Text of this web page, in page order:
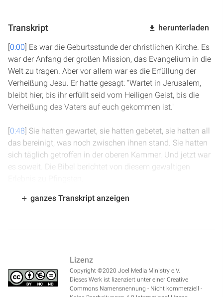
Transkript herunterladen
[0:00] Es war die Geburtsstunde der christlichen Kirche. Es
war der Anfang der großen Mission, das Evangelium in die
Welt zu tragen. Aber vor allem war es die Erfüllung der
Verheißung Jesu. Er hatte gesagt: "Wartet in Jerusalem,
bleibt hier, bis ihr erfüllt seid vom Heiligen Geist, bis die
Verheißung des Vaters auf euch gekommen ist."
[0:48] Sie hatten gewartet, sie hatten gebetet, sie hatten all
das bereinigt, was noch zwischen ihnen stand. Sie hatten
sich täglich getroffen in der oberen Kammer. Und jetzt war
es soweit. Die Bibel berichtet von diesem gewaltigen
1:04 ] In Apostelgeschichte 2, Vers 2-4 lesen wir: "Und es
von ihnen setzten. Und sie wurden alle vom Heiligen Geist
erfüllt und fingen an, in anderen Sprachen zu reden, wie der
Geist es ihnen auszusprechen gab."
ganzes Transkript anzeigen
Lizenz
Copyright ©2020 Joel Media Ministry e.V.
Dieses Werk ist lizenziert unter einer Creative
Commons Namensnennung - Nicht kommerziell -